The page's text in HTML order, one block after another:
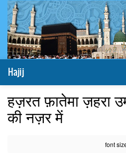
Hajij
हज़रत फ़ातेमा ज़हरा
की नज़र में
font